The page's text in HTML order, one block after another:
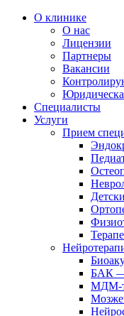
О клинике
О нас
Лицензии
Партнеры
Вакансии
Специалисты
Услуги
Прием
БАК —
МДМ-